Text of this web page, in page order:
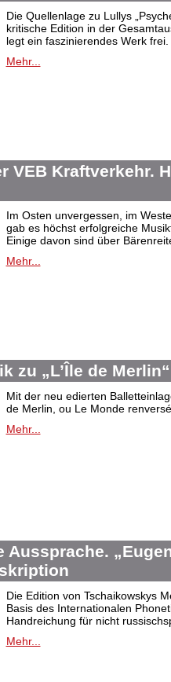
Die Quellenlage zu Lullys
kritische Edition in der
legt ein faszinierendes Werk frei.
Mehr...
VEB Kraftverkehr.
Im Osten unvergessen, im
gab es höchst erfolgreiche
Einige davon sind über
Mehr...
zu „L’Île de Merlin“
Mit der neu edierten
de Merlin, ou Le Monde
Mehr...
Aussprache.
Die Edition von Tschaikowskys
Basis des Internationalen
Handreichung für nicht
Mehr...